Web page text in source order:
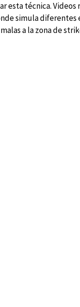
esta técnica.
simula diferentes
a la zona de